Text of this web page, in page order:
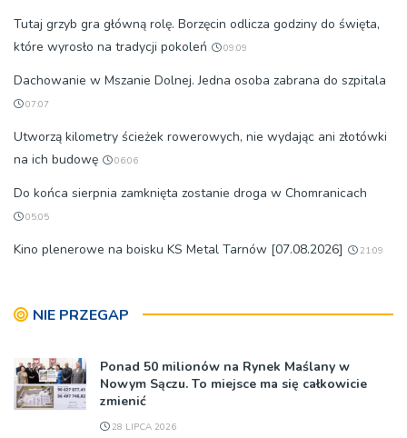
Tutaj grzyb gra główną rolę. Borzęcin odlicza godziny do święta,
które wyrosło na tradycji pokoleń
09:09
Dachowanie w Mszanie Dolnej. Jedna osoba zabrana do szpitala
07:07
Utworzą kilometry ścieżek rowerowych, nie wydając ani złotówki
na ich budowę
06:06
Do końca sierpnia zamknięta zostanie droga w Chomranicach
05:05
Kino plenerowe na boisku KS Metal Tarnów [07.08.2026] 21:09
NIE PRZEGAP
Ponad 50 milionów na Rynek Maślany w
Nowym Sączu. To miejsce ma się całkowicie
zmienić
28 LIPCA 2026